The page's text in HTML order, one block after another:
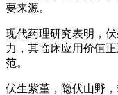
要来源。
现代药理研究表明，
力，其临床应用价值
范。
伏生紫堇，隐伏山野